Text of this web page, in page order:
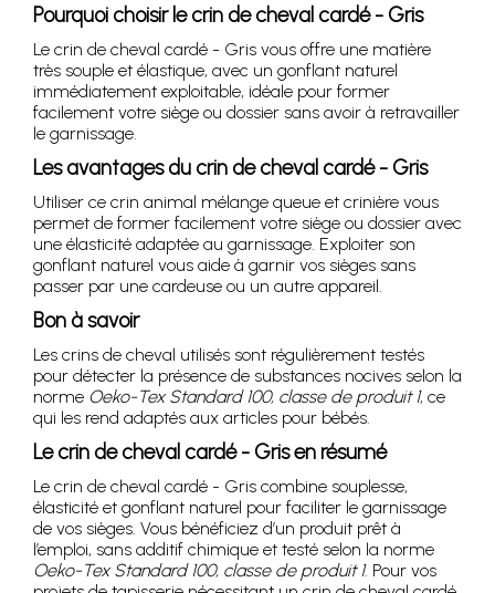
Pourquoi choisir le crin de cheval cardé - Gris
Le crin de cheval cardé - Gris vous offre une matière
très souple et élastique, avec un gonflant naturel
immédiatement exploitable, idéale pour former
facilement votre siège ou dossier sans avoir à retravailler
le garnissage.
Les avantages du crin de cheval cardé - Gris
Utiliser ce crin animal mélange queue et crinière vous
permet de former facilement votre siège ou dossier avec
une élasticité adaptée au garnissage. Exploiter son
gonflant naturel vous aide à garnir vos sièges sans
passer par une cardeuse ou un autre appareil.
Bon à savoir
Les crins de cheval utilisés sont régulièrement testés
pour détecter la présence de substances nocives selon la
norme Oeko-Tex Standard 100, classe de produit 1, ce
qui les rend adaptés aux articles pour bébés.
Le crin de cheval cardé - Gris en résumé
Le crin de cheval cardé - Gris combine souplesse,
élasticité et gonflant naturel pour faciliter le garnissage
de vos sièges. Vous bénéficiez d’un produit prêt à
l’emploi, sans additif chimique et testé selon la norme
Oeko-Tex Standard 100, classe de produit 1. Pour vos